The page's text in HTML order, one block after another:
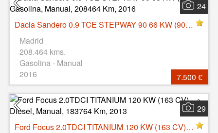
24
Dacia Sandero 0.9 TCE STEPWAY 90 66 KW (90 CV), Gasolina, Manual, 208464 Km, 2016
Madrid
208.464 kms.
Gasolina - Manual
2016
7.500 €
29
Ford Focus 2.0TDCI TITANIUM 120 KW (163 CV), Diesel, Manual, 183764 Km, 2013